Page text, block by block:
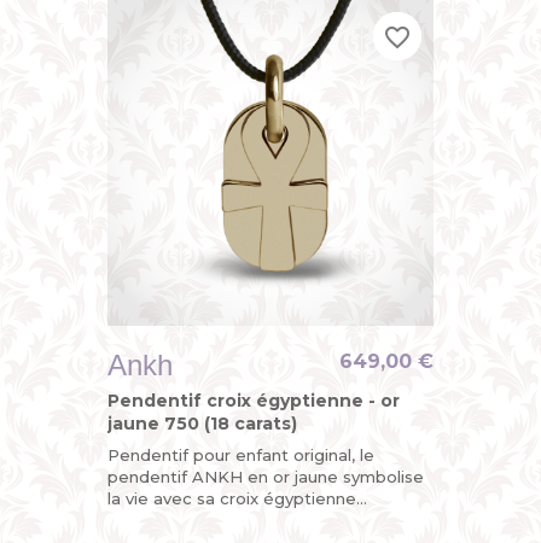
Ankh
Pendentif croix égyptienne - or
jaune 750 (18 carats)
Pendentif pour enfant original, le
pendentif ANKH en or jaune symbolise
la vie avec sa croix égyptienne
649,00 €
favorite_border
favorite_border
favorite_border